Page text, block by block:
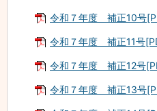
令和７年度 補正10号
令和７年度 補正11号
令和７年度 補正12号
令和７年度 補正13号